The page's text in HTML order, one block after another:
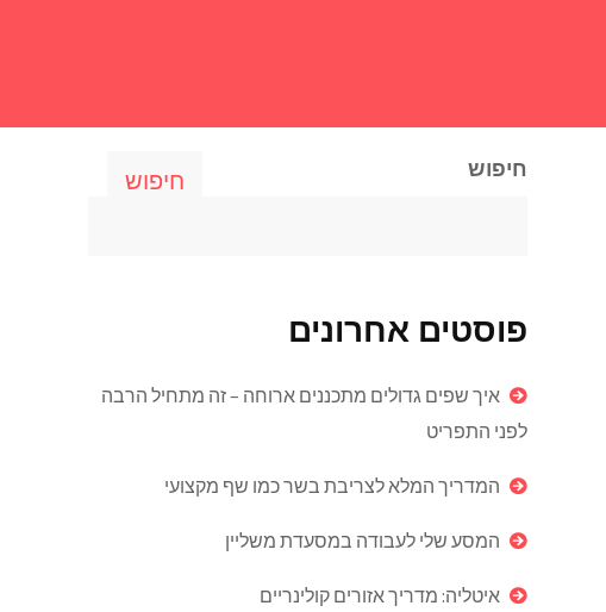
חיפוש חיפוש
פוסטים אחרונים
איך שפים גדולים מתכננים ארוחה – זה מתחיל הרבה
לפני התפריט
המדריך המלא לצריבת בשר כמו שף מקצועי
המסע שלי לעבודה במסעדת משליין
איטליה: מדריך אזורים קולינריים